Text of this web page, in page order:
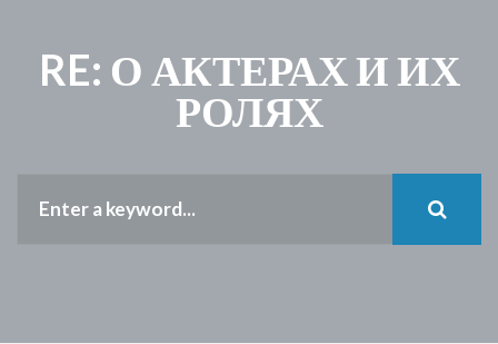
RE: О АКТЕРАХ И ИХ
РОЛЯХ